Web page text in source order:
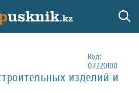
Код:
07220100
изделий и